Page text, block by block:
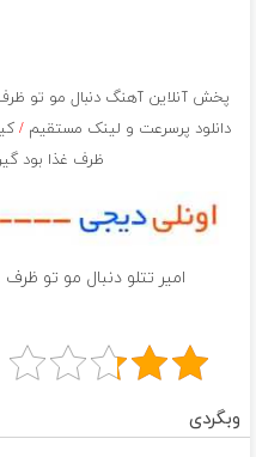
پخش آنلاین آهنگ دنبال مو تو
دانلود پرسرعت و لینک مستقیم /
ظرف غذا بود
امیر تتلو دنبال مو تو
وبگردی